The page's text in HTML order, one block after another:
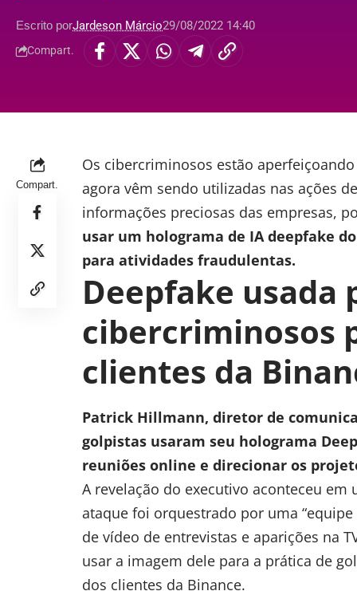
Escrito porJardeson Márcio29/08/2022 14:40
Compart.
Compart.
Os cibercriminosos estão
agora vêm sendo utilizadas nas ações
informações preciosas das empresas,
usar um holograma de IAdeepfake
para atividades fraudulentas.
Deepfake usada
cibercriminosos
clientes da
Patrick Hillmann, diretor de
golpistas usaram seu holograma
reuniões online e direcionar os
A revelação do executivo aconteceu
ataque foi orquestrado por uma
de vídeo de entrevistas e aparições na
usar a imagem dele para a prática de
dos clientes da Binance.